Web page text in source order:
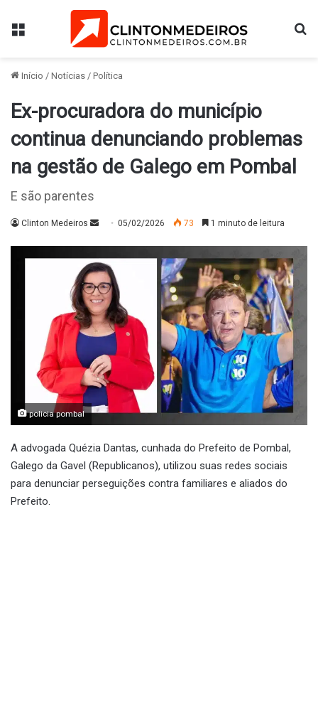
Menu
Início / Notícias / Política
Ex-procuradora do município
continua denunciando problemas
na gestão de Galego em Pombal
E são parentes
Clinton Medeiros
Mande
e-
mail
05/02/2026 73 1 minuto de leitura
policia pombal
A advogada Quézia Dantas, cunhada do Prefeito de Pombal,
Galego da Gavel (Republicanos), utilizou suas redes sociais
para denunciar perseguições contra familiares e aliados do
Prefeito.